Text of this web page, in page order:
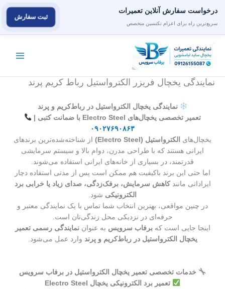
محتوا
نمایندگی یخچال فریزر الکترواستیل رباط کریم پرند
نمایندگی یخچال الکترواستیل در رباط‌کریم و پرند
تعمیر تخصصی یخچال‌های Electro Steel با ضمانت کتبی |
۰۹۰۲۷۶۹۰۸۶۳
یخچال‌های الکترواستیل (Electro Steel)
از شناخته‌شده‌ترین برندهای
ایرانی هستند که با طراحی مدرن، دوام بالا و سیستم سرمایشی
قدرتمند، در بسیاری از خانه‌های ایرانی استفاده می‌شوند.
اما حتی این برند باکیفیت هم ممکن است پس از مدتی استفاده دچار
ایراداتی مانندکاهش سرمایش، برفک‌زدگی، صدای زیاد یا خرابی برد
الکترونیکی شود.
در چنین مواقعی، بهترین انتخاب شما تماس با یک نمایندگی معتبر و
حرفه‌ای در نزدیکی محل زندگی‌تان است.
اینجا جایی است کهبرفاب سرویس به عنواننمایندگی رسمی تعمیر
یخچال الکترواستیل در رباط‌کریم و پرند وارد عمل می‌شود.
خدمات تخصصی تعمیر یخچال الکترواستیل در برفاب سرویس
تعمیر برد الکترونیکی یخچال Electro Steel
درخواست سفارش آنلاین تعمیرات
سریع‌ترین راه برای اعزام تکنسین متخصص
ثبت سفارش